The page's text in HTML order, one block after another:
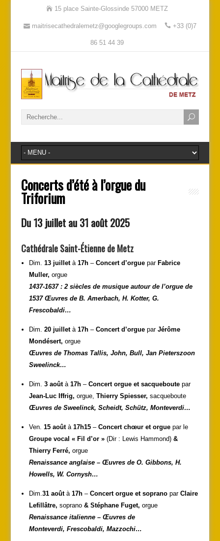
15 place Sainte-Glossinde 57000 METZ
maitrisecathedralemetz@googlegroups.com +33 (0)7
86 51 44 39
Concerts d’été à l’orgue du
Triforium
Du 13 juillet au 31 août 2025
Cathédrale Saint-Étienne de Metz
Dim. 13 juilletà 17h–Concert d’orguepar Fabrice
Muller, orgue
1437-1637 : 2 siècles de musique autour de l’orgue de
1537 Œuvres de B. Amerbach, H. Kotter, G.
Frescobaldi…
Dim. 20 juilletà 17h– Concert d’orgue parJérôme
Mondésert, orgue
Œuvres de Thomas Tallis, John, Bull, Jan Pieterszoon
Sweelinck…
Dim. 3 août à 17h– Concert orgue et sacqueboutepar
Jean-Luc Iffrig, orgue, Thierry Spiesser, sacqueboute
Œuvres de Sweelinck, Scheidt, Schütz, Monteverdi…
Ven. 15 aoûtà 17h15– Concert chœur et orguepar le
Groupe vocal « Fil d’or » (Dir : Lewis Hammond) &
Thierry Ferré, orgue
Renaissance anglaise – Œuvres de O. Gibbons, H.
Howells, W. Cornysh…
Dim. 31 aoûtà 17h– Concert orgue et sopranopar Claire
Lefillâtre, soprano& Stéphane Fuget, orgue
Renaissance italienne – Œuvres de
Monteverdi, Frescobaldi, Mazzochi…